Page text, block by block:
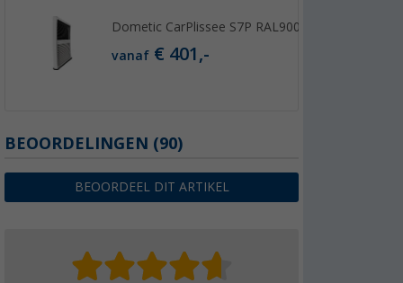
Dometic CarPlissee S7P RAL9001
vanaf € 401,-
BEOORDELINGEN (90)
BEOORDEEL DIT ARTIKEL